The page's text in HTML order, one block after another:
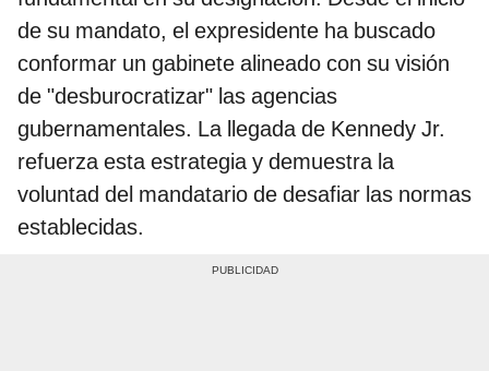
de su mandato, el expresidente ha buscado
conformar un gabinete alineado con su visión
de "desburocratizar" las agencias
gubernamentales. La llegada de Kennedy Jr.
refuerza esta estrategia y demuestra la
voluntad del mandatario de desafiar las normas
establecidas.